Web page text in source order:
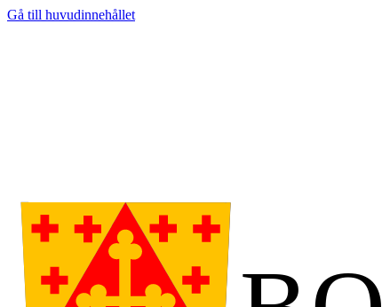
Gå till huvudinnehållet